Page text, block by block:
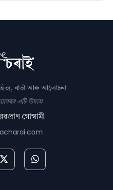
বাৰ্তা আৰু আলোচনা
এটি উদ্যম
গোস্বামী